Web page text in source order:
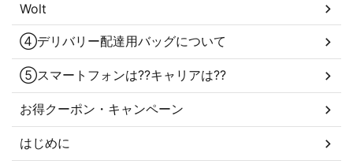
Wolt
④デリバリー配達用バッグについて
⑤スマートフォンは??キャリアは??
お得クーポン・キャンペーン
はじめに